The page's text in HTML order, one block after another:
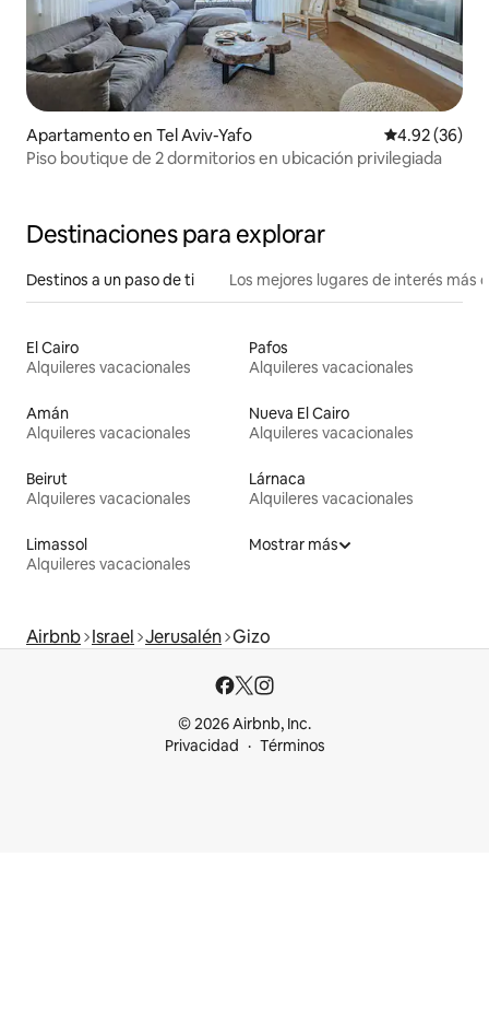
Apartamento en Tel Aviv-Yafo Calificación
4.92 (36)
Piso boutique de 2 dormitorios en ubicación privilegiada
Destinaciones para explorar
Destinos a un paso de ti Los mejores lugares de interés más
El Cairo
Alquileres vacacionales
Pafos
Alquileres vacacionales
Amán
Alquileres vacacionales
Nueva El Cairo
Alquileres vacacionales
Beirut
Alquileres vacacionales
Lárnaca
Alquileres vacacionales
Limassol
Alquileres vacacionales
Mostrar más
Airbnb Israel Jerusalén Gizo
© 2026 Airbnb, Inc.
Privacidad
Términos